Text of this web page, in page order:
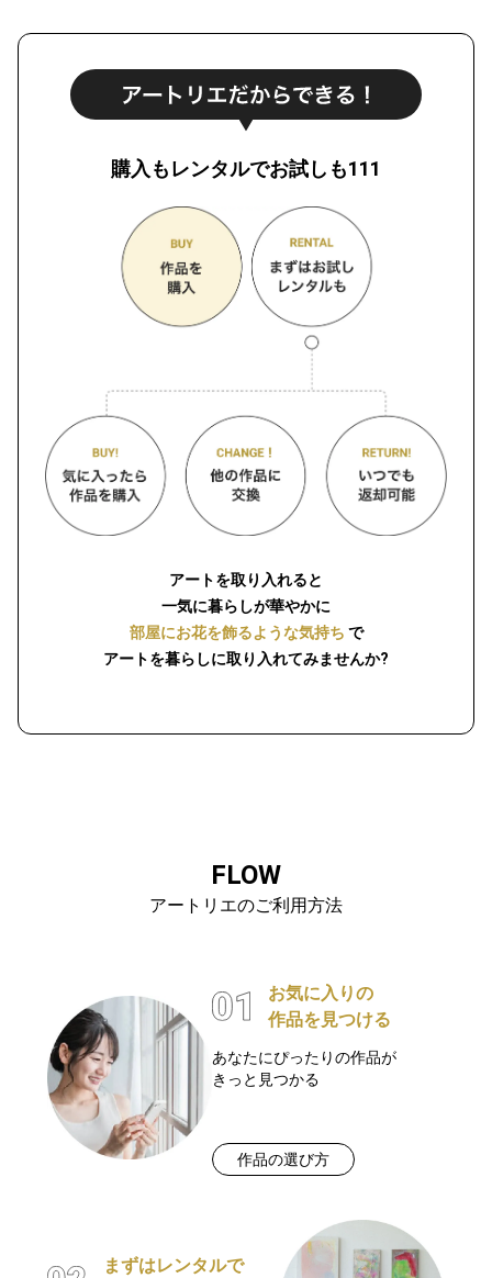
購入もレンタルでお試しも111
アートを取り入れると
一気に暮らしが華やかに
部屋にお花を飾るような気持ち で
アートを暮らしに取り入れてみませんか?
FLOW
アートリエのご利用方法
お気に入りの
作品を見つける
あなたにぴったりの作品が
きっと見つかる
作品の選び方
まずはレンタルで